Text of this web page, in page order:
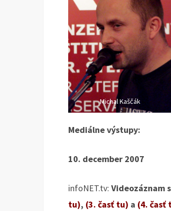
Michal Kaščák
Mediálne výstupy:
10. december 2007
infoNET.tv: Videozáznam
tu), (3. časť tu) a (4. časť